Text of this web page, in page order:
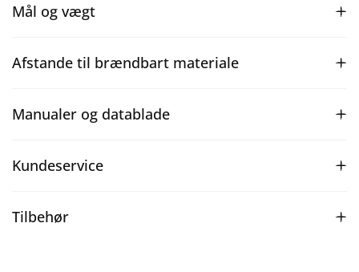
Mål og vægt
Afstande til brændbart materiale
Manualer og datablade
Kundeservice
Tilbehør